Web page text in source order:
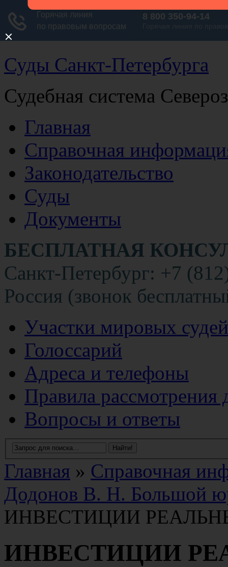
Суды Санкт-Петербурга
Судебная система
Главная
Справочная
Законодательство
Суды
Документы
БЕСПЛАТНАЯ
Санкт-Петербург: +7
Россия (звонок
Участки мировых судей
Голоссарий
Адреса и телефоны
Правила рассмотрения
Вопросы и ответы
Главная » Справочная
Додонов В. Н. Большой
ИНВЕСТИЦИИ
ИНВЕСТИЦИИ